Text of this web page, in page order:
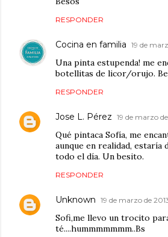
RESPONDER
Cocina en familia 19 de
Una pinta estupenda! me
botellitas de licor/orujo.
RESPONDER
Jose L. Pérez 19 de marzo de
Qué pintaca Sofía, me
aunque en realidad, estaría
todo el día. Un besito.
RESPONDER
Unknown 19 de marzo de
Sofi,me llevo un trocito
té....hummmmmmm..Bs